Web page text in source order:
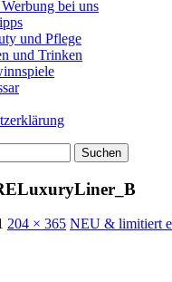
bei uns
und Pflege
und Trinken
204 × 365 NEU & limitiert